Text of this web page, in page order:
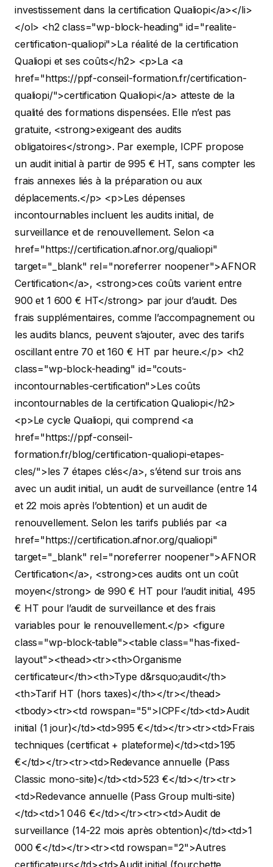
investissement dans la certification Qualiopi</a></li>
</ol> <h2 class="wp-block-heading" id="realite-
certification-qualiopi">La réalité de la certification
Qualiopi et ses coûts</h2> <p>La <a
href="https://ppf-conseil-formation.fr/certification-
qualiopi/">certification Qualiopi</a> atteste de la
qualité des formations dispensées. Elle n’est pas
gratuite, <strong>exigeant des audits
obligatoires</strong>. Par exemple, ICPF propose
un audit initial à partir de 995 € HT, sans compter les
frais annexes liés à la préparation ou aux
déplacements.</p> <p>Les dépenses
incontournables incluent les audits initial, de
surveillance et de renouvellement. Selon <a
href="https://certification.afnor.org/qualiopi"
target="_blank" rel="noreferrer noopener">AFNOR
Certification</a>, <strong>ces coûts varient entre
900 et 1 600 € HT</strong> par jour d’audit. Des
frais supplémentaires, comme l’accompagnement ou
les audits blancs, peuvent s’ajouter, avec des tarifs
oscillant entre 70 et 160 € HT par heure.</p> <h2
class="wp-block-heading" id="couts-
incontournables-certification">Les coûts
incontournables de la certification Qualiopi</h2>
<p>Le cycle Qualiopi, qui comprend <a
href="https://ppf-conseil-
formation.fr/blog/certification-qualiopi-etapes-
cles/">les 7 étapes clés</a>, s’étend sur trois ans
avec un audit initial, un audit de surveillance (entre 14
et 22 mois après l’obtention) et un audit de
renouvellement. Selon les tarifs publiés par <a
href="https://certification.afnor.org/qualiopi"
target="_blank" rel="noreferrer noopener">AFNOR
Certification</a>, <strong>ces audits ont un coût
moyen</strong> de 990 € HT pour l’audit initial, 495
€ HT pour l’audit de surveillance et des frais
variables pour le renouvellement.</p> <figure
class="wp-block-table"><table class="has-fixed-
layout"><thead><tr><th>Organisme
certificateur</th><th>Type d&rsquo;audit</th>
<th>Tarif HT (hors taxes)</th></tr></thead>
<tbody><tr><td rowspan="5">ICPF</td><td>Audit
initial (1 jour)</td><td>995 €</td></tr><tr><td>Frais
techniques (certificat + plateforme)</td><td>195
€</td></tr><tr><td>Redevance annuelle (Pass
Classic mono-site)</td><td>523 €</td></tr><tr>
<td>Redevance annuelle (Pass Group multi-site)
</td><td>1 046 €</td></tr><tr><td>Audit de
surveillance (14-22 mois après obtention)</td><td>1
000 €</td></tr><tr><td rowspan="2">Autres